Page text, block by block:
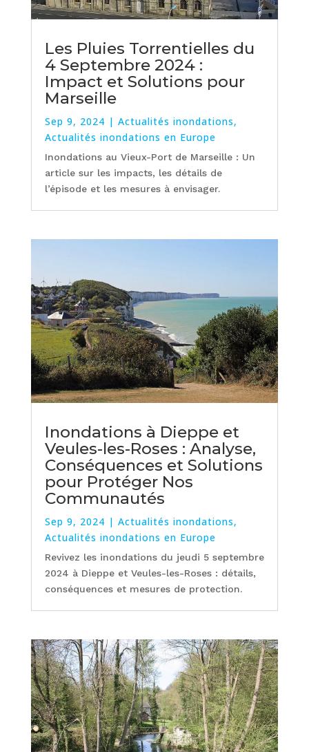
Les Pluies Torrentielles du
4 Septembre 2024 :
Impact et Solutions pour
Marseille
Sep 9, 2024 | Actualités inondations,
Actualités inondations en Europe
Inondations au Vieux-Port de Marseille : Un
article sur les impacts, les détails de
l’épisode et les mesures à envisager.
Inondations à Dieppe et
Veules-les-Roses : Analyse,
Conséquences et Solutions
pour Protéger Nos
Communautés
Sep 9, 2024 | Actualités inondations,
Actualités inondations en Europe
Revivez les inondations du jeudi 5 septembre
2024 à Dieppe et Veules-les-Roses : détails,
conséquences et mesures de protection.